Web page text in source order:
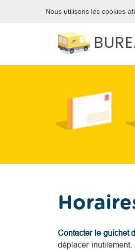
DISPONIBLE DANS
Contacter le guichet
déplacer
Nous utilisons les cookies